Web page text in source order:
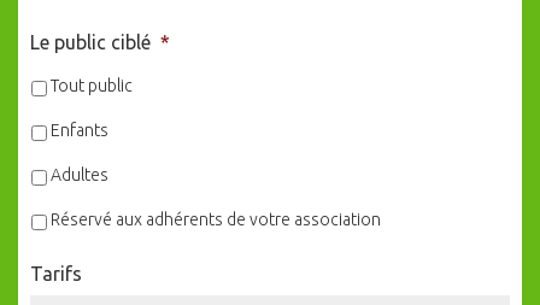
Le public ciblé *
Tout public
Enfants
Adultes
Réservé aux adhérents de votre association
Tarifs